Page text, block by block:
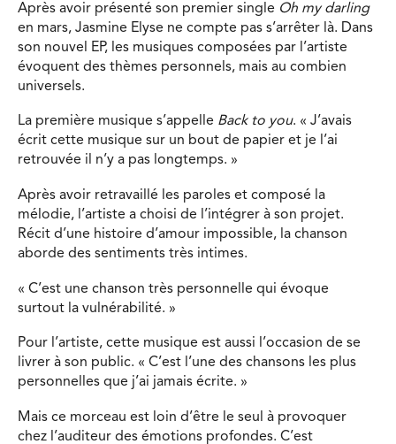
Après avoir présenté son premier single Oh my darling
en mars, Jasmine Elyse ne compte pas s’arrêter là. Dans
son nouvel EP, les musiques composées par l’artiste
évoquent des thèmes personnels, mais au combien
universels.
La première musique s’appelle Back to you. « J’avais
écrit cette musique sur un bout de papier et je l’ai
retrouvée il n’y a pas longtemps. »
Après avoir retravaillé les paroles et composé la
mélodie, l’artiste a choisi de l’intégrer à son projet.
Récit d’une histoire d’amour impossible, la chanson
aborde des sentiments très intimes.
« C’est une chanson très personnelle qui évoque
surtout la vulnérabilité. »
Pour l’artiste, cette musique est aussi l’occasion de se
livrer à son public. « C’est l’une des chansons les plus
personnelles que j’ai jamais écrite. »
Mais ce morceau est loin d’être le seul à provoquer
chez l’auditeur des émotions profondes. C’est